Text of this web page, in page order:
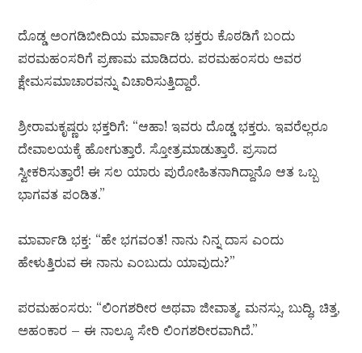
ದೊಡ್ಡ ಅಂಗಡಿಬೀದಿಯ ಮಾರ್ವಾಡಿ ಭಕ್ತರು ಕೊಠಡಿಗೆ ಬಂದು
ಪರಮಹಂಸರಿಗೆ ಪ್ರಣಾಮ ಮಾಡಿದರು. ಪರಮಹಂಸರು ಅವರ
ಕ್ಷೇಮಸಮಾಚಾರವನ್ನು ವಿಚಾರಿಸುತ್ತಿದ್ದಾರೆ.
ಶ್ರೀರಾಮಕೃಷ್ಣರು ಭಕ್ತರಿಗೆ: “ಆಹಾ! ಇವರು ದೊಡ್ಡ ಭಕ್ತರು. ಇವರೆಲ್ಲರೂ
ದೇವಾಲಯಕ್ಕೆ ಹೋಗುತ್ತಾರೆ. ಸ್ತೋತ್ರಮಾಡುತ್ತಾರೆ. ಪ್ರಸಾದ
ಸ್ವೀಕರಿಸುತ್ತಾರೆ! ಈ ಸಲ ಯಾರು ಪುರೋಹಿತನಾಗಿದ್ದಾನೊ ಆತ ಒಬ್ಬ
ಭಾಗವತ ಪಂಡಿತ.”
ಮಾರ್ವಾಡಿ ಭಕ್ತ: “ಹೇ ಭಗವಂತ! ನಾನು ನಿನ್ನ ದಾಸ ಎಂದು
ಹೇಳುತ್ತಿರುವ ಈ ನಾನು ಎಂಬುದು ಯಾವುದು?”
ಪರಮಹಂಸರು: “ಲಿಂಗಶರೀರ ಅಥವಾ ಜೀವಾತ್ಮ. ಮನಸ್ಸು, ಬುದ್ಧಿ, ಚಿತ್ತ,
ಅಹಂಕಾರ – ಈ ನಾಲ್ಕೂ ಸೇರಿ ಲಿಂಗಶರೀರವಾಗಿದೆ.”